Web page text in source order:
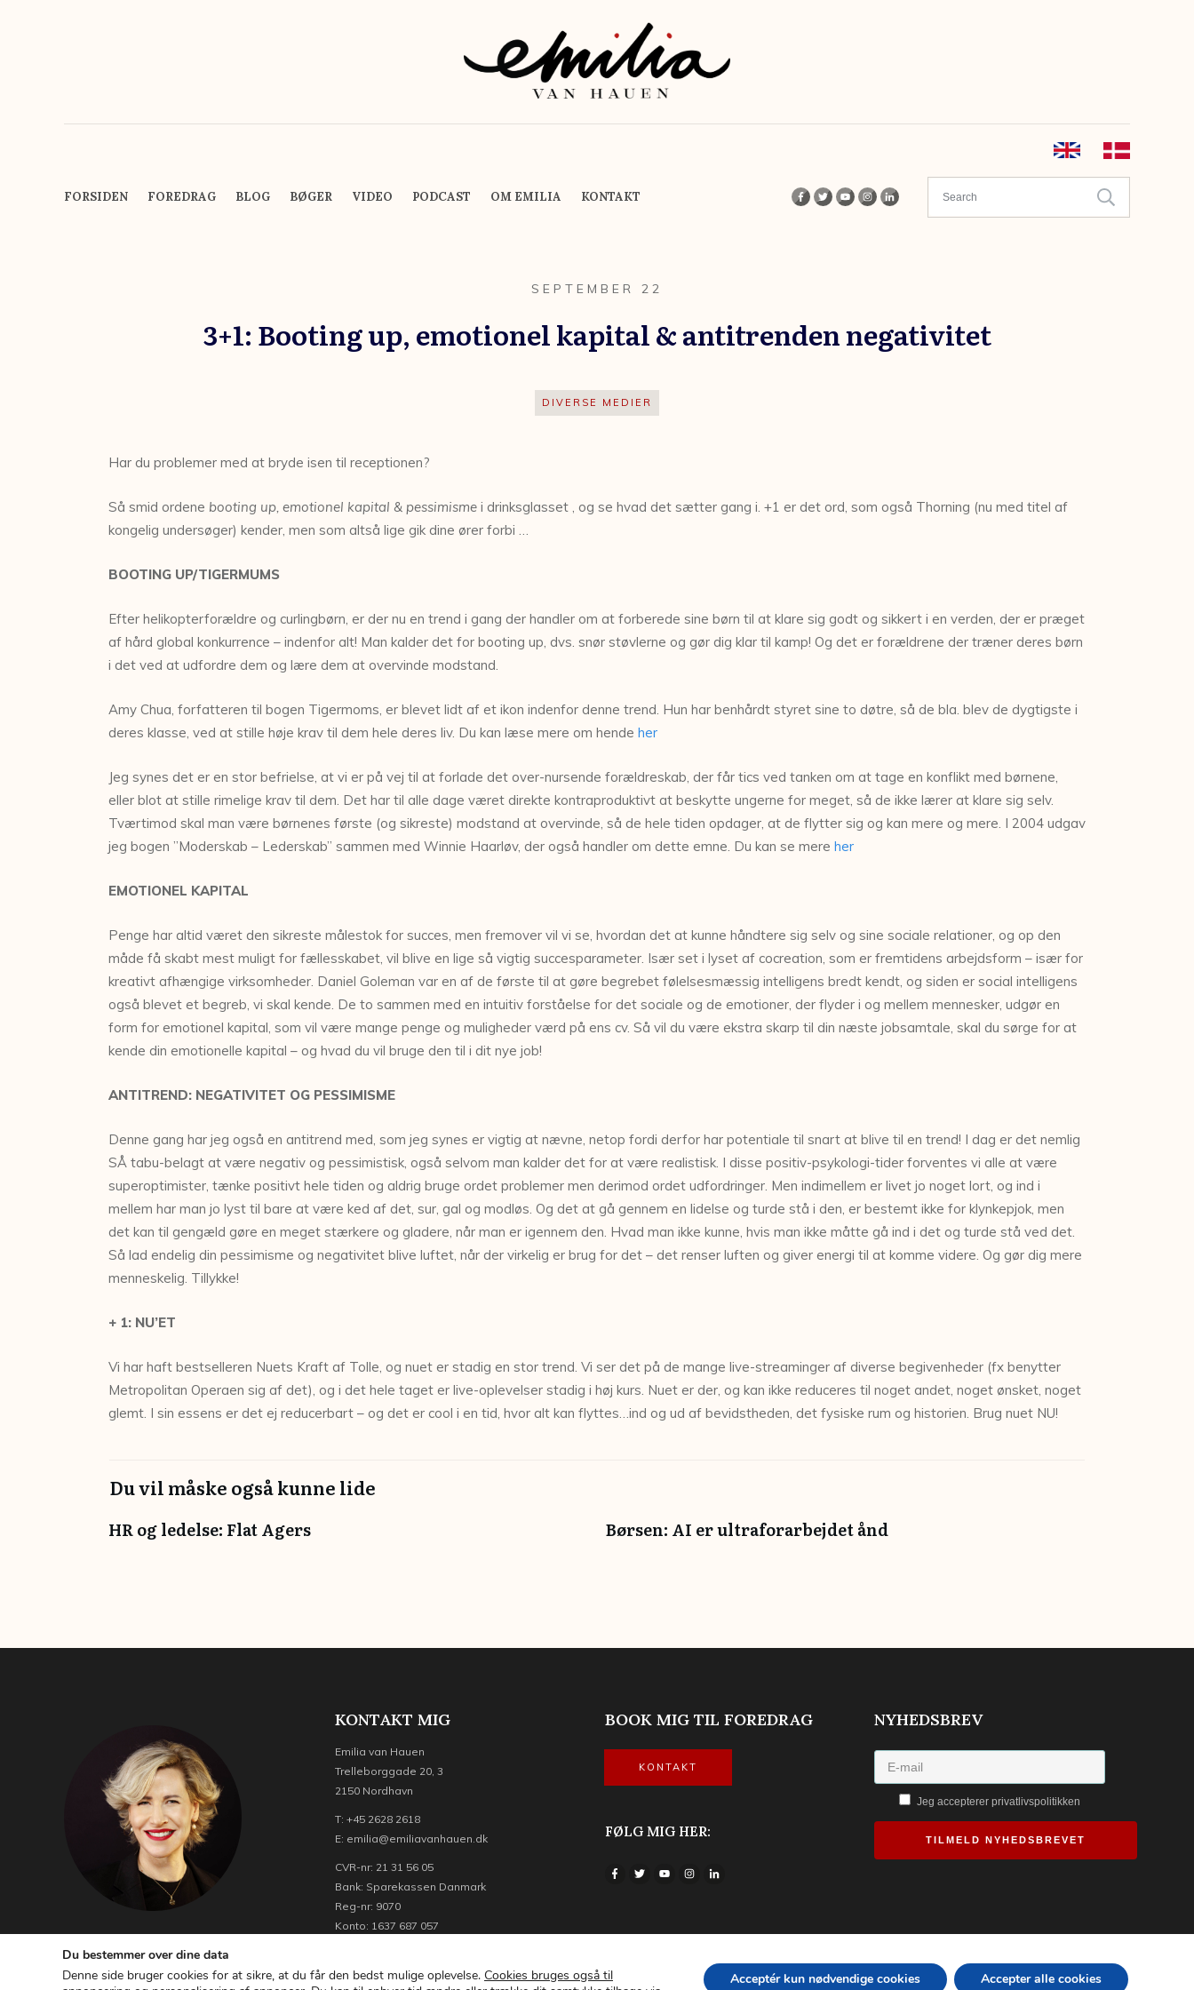
FORSIDEN FOREDRAG BLOG BØGER VIDEO PODCAST OM EMILIA KONTAKT
SEPTEMBER 22
3+1: Booting up, emotionel kapital & antitrenden negativitet
DIVERSE MEDIER
Har du problemer med at bryde isen til receptionen?
Så smid ordene booting up, emotionel kapital & pessimisme i drinksglasset , og se hvad det sætter gang i. +1 er det ord, som også Thorning (nu med titel af
kongelig undersøger) kender, men som altså lige gik dine ører forbi …
BOOTING UP/TIGERMUMS
Efter helikopterforældre og curlingbørn, er der nu en trend i gang der handler om at forberede sine børn til at klare sig godt og sikkert i en verden, der er præget
af hård global konkurrence – indenfor alt! Man kalder det for booting up, dvs. snør støvlerne og gør dig klar til kamp! Og det er forældrene der træner deres børn
i det ved at udfordre dem og lære dem at overvinde modstand.
Amy Chua, forfatteren til bogen Tigermoms, er blevet lidt af et ikon indenfor denne trend. Hun har benhårdt styret sine to døtre, så de bla. blev de dygtigste i
deres klasse, ved at stille høje krav til dem hele deres liv. Du kan læse mere om hende her
Jeg synes det er en stor befrielse, at vi er på vej til at forlade det over-nursende forældreskab, der får tics ved tanken om at tage en konflikt med børnene,
eller blot at stille rimelige krav til dem. Det har til alle dage været direkte kontraproduktivt at beskytte ungerne for meget, så de ikke lærer at klare sig selv.
Tværtimod skal man være børnenes første (og sikreste) modstand at overvinde, så de hele tiden opdager, at de flytter sig og kan mere og mere. I 2004 udgav
jeg bogen ”Moderskab – Lederskab” sammen med Winnie Haarløv, der også handler om dette emne. Du kan se mere her
EMOTIONEL KAPITAL
Penge har altid været den sikreste målestok for succes, men fremover vil vi se, hvordan det at kunne håndtere sig selv og sine sociale relationer, og op den
måde få skabt mest muligt for fællesskabet, vil blive en lige så vigtig succesparameter. Især set i lyset af cocreation, som er fremtidens arbejdsform – især for
kreativt afhængige virksomheder. Daniel Goleman var en af de første til at gøre begrebet følelsesmæssig intelligens bredt kendt, og siden er social intelligens
også blevet et begreb, vi skal kende. De to sammen med en intuitiv forståelse for det sociale og de emotioner, der flyder i og mellem mennesker, udgør en
form for emotionel kapital, som vil være mange penge og muligheder værd på ens cv. Så vil du være ekstra skarp til din næste jobsamtale, skal du sørge for at
kende din emotionelle kapital – og hvad du vil bruge den til i dit nye job!
ANTITREND: NEGATIVITET OG PESSIMISME
Denne gang har jeg også en antitrend med, som jeg synes er vigtig at nævne, netop fordi derfor har potentiale til snart at blive til en trend! I dag er det nemlig
SÅ tabu-belagt at være negativ og pessimistisk, også selvom man kalder det for at være realistisk. I disse positiv-psykologi-tider forventes vi alle at være
superoptimister, tænke positivt hele tiden og aldrig bruge ordet problemer men derimod ordet udfordringer. Men indimellem er livet jo noget lort, og ind i
mellem har man jo lyst til bare at være ked af det, sur, gal og modløs. Og det at gå gennem en lidelse og turde stå i den, er bestemt ikke for klynkepjok, men
det kan til gengæld gøre en meget stærkere og gladere, når man er igennem den. Hvad man ikke kunne, hvis man ikke måtte gå ind i det og turde stå ved det.
Så lad endelig din pessimisme og negativitet blive luftet, når der virkelig er brug for det – det renser luften og giver energi til at komme videre. Og gør dig mere
menneskelig. Tillykke!
+ 1: NU’ET
Vi har haft bestselleren Nuets Kraft af Tolle, og nuet er stadig en stor trend. Vi ser det på de mange live-streaminger af diverse begivenheder (fx benytter
Metropolitan Operaen sig af det), og i det hele taget er live-oplevelser stadig i høj kurs. Nuet er der, og kan ikke reduceres til noget andet, noget ønsket, noget
glemt. I sin essens er det ej reducerbart – og det er cool i en tid, hvor alt kan flyttes…ind og ud af bevidstheden, det fysiske rum og historien. Brug nuet NU!
Du vil måske også kunne lide
HR og ledelse: Flat Agers Børsen: AI er ultraforarbejdet ånd
KONTAKT MIG
Emilia van Hauen
Trelleborggade 20, 3
2150 Nordhavn
T: +45 2628 2618
E: emilia@emiliavanhauen.dk
CVR-nr: 21 31 56 05
Bank: Sparekassen Danmark
Reg-nr: 9070
Konto: 1637 687 057
BOOK MIG TIL FOREDRAG
KONTAKT
FØLG MIG HER:
NYHEDSBREV
Jeg accepterer privatlivspolitikken
TILMELD NYHEDSBREVET
Copyright © 2022 | Emilia van Hauen | Om cookies
Du bestemmer over dine data
Denne side bruger cookies for at sikre, at du får den bedst mulige oplevelse. Cookies bruges også til
Accepter alle cookies
Acceptér kun nødvendige cookies